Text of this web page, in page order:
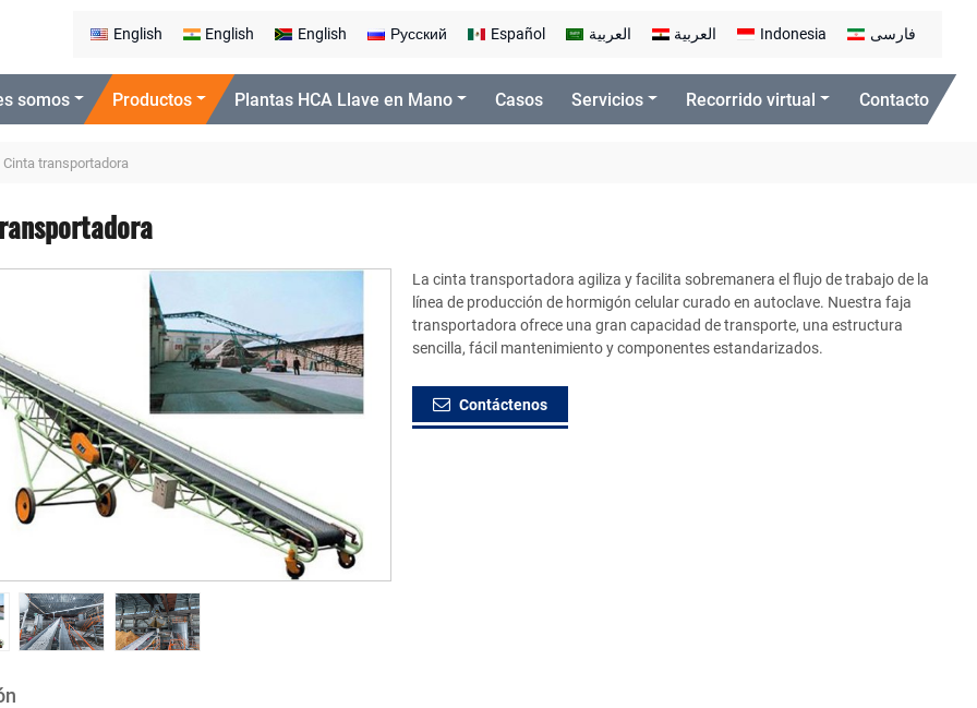
English English English Русский Español العربية العربية Indonesia فارسی
somos Productos Plantas HCA Llave en Mano Casos Servicios Recorrido virtual Contacto
Cinta transportadora
La cinta transportadora agiliza y facilita sobremanera el flujo de trabajo de la
línea de producción de hormigón celular curado en autoclave. Nuestra faja
transportadora ofrece una gran capacidad de transporte, una estructura
sencilla, fácil mantenimiento y componentes estandarizados.
Contáctenos